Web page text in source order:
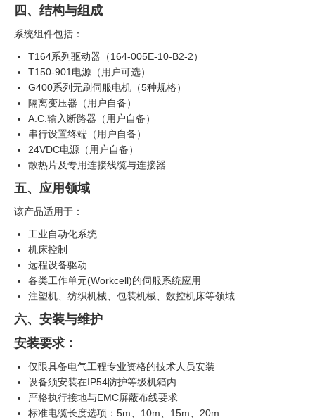
四、结构与组成
系统组件包括：
T164系列驱动器（164-005E-10-B2-2）
T150-901电源（用户可选）
G400系列无刷伺服电机（5种规格）
隔离变压器（用户自备）
A.C.输入断路器（用户自备）
串行设置终端（用户自备）
24VDC电源（用户自备）
散热片及专用连接线缆与连接器
五、应用领域
该产品适用于：
工业自动化系统
机床控制
远程设备驱动
各类工作单元(Workcell)的伺服系统应用
注塑机、纺织机械、包装机械、数控机床等领域
六、安装与维护
安装要求：
仅限具备电气工程专业资格的技术人员安装
设备须安装在IP54防护等级机箱内
严格执行接地与EMC屏蔽布线要求
标准电缆长度选项：5m、10m、15m、20m